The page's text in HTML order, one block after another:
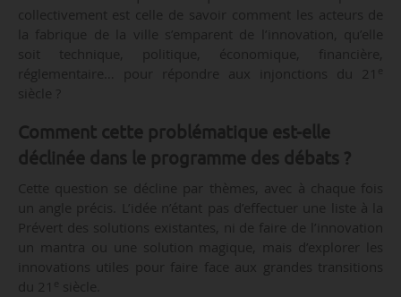
collectivement est celle de savoir comment les acteurs de
la fabrique de la ville s’emparent de l’innovation, qu’elle
soit technique, politique, économique, financière,
réglementaire… pour répondre aux injonctions du 21
siècle ?
Comment cette problématique est-elle
déclinée dans le programme des débats ?
Cette question se décline par thèmes, avec à chaque fois
un angle précis. L’idée n’étant pas d’effectuer une liste à la
Prévert des solutions existantes, ni de faire de l’innovation
un mantra ou une solution magique, mais d’explorer les
innovations utiles pour faire face aux grandes transitions
du 21
siècle.